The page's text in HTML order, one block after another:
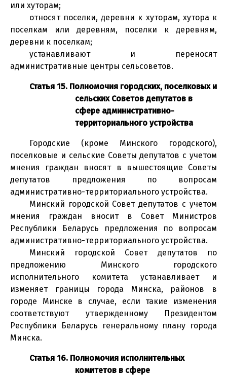
или хуторам;
относят поселки, деревни к хуторам, хутора к
поселкам или деревням, поселки к деревням,
деревни к поселкам;
устанавливают и переносят
административные центры сельсоветов.
Статья 15. Полномочия городских, поселковых и
сельских Советов депутатов в
сфере административно-
территориального устройства
Городские (кроме Минского городского),
поселковые и сельские Советы депутатов с учетом
мнения граждан вносят в вышестоящие Советы
депутатов предложения по вопросам
административно-территориального устройства.
Минский городской Совет депутатов с учетом
мнения граждан вносит в Совет Министров
Республики Беларусь предложения по вопросам
административно-территориального устройства.
Минский городской Совет депутатов по
предложению Минского городского
исполнительного комитета устанавливает и
изменяет границы города Минска, районов в
городе Минске в случае, если такие изменения
соответствуют утвержденному Президентом
Республики Беларусь генеральному плану города
Минска.
Статья 16. Полномочия исполнительных
комитетов в сфере